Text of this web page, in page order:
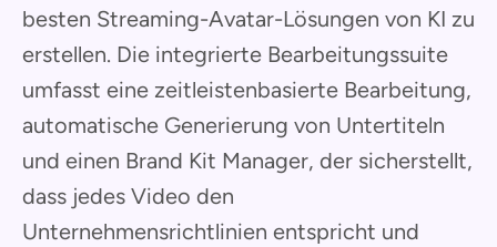
besten Streaming-Avatar-Lösungen von KI zu
erstellen. Die integrierte Bearbeitungssuite
umfasst eine zeitleistenbasierte Bearbeitung,
automatische Generierung von Untertiteln
und einen Brand Kit Manager, der sicherstellt,
dass jedes Video den
Unternehmensrichtlinien entspricht und